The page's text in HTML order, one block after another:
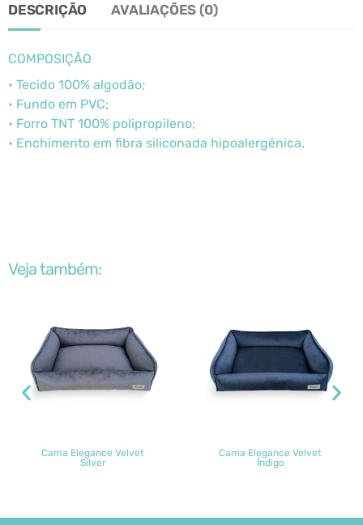
DESCRIÇÃO AVALIAÇÕES (0)
COMPOSIÇÃO
• Tecido 100% algodão;
• Fundo em PVC;
• Forro TNT 100% polipropileno;
• Enchimento em fibra siliconada hipoalergênica.
Veja também:
Cama Elegance Velvet
Silver
Cama Elegance Velvet
Índigo